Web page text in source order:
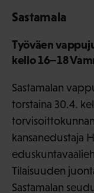
Sastamala
Työväen
kello 16–18
Sastamalan
torstaina 30.4.
kansanedustaja
Tilaisuuden
Sastamalan